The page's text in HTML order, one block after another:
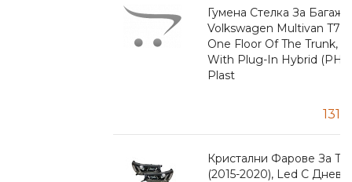
Гумена Стелка За Багажник За
Volkswagen Multivan T7 (2021+), L1, With
One Floor Of The Trunk, 7 Passenger,
With Plug-In Hybrid (PHEV) - Rezaw
Кристални Фарове За Toyota Hilux
(2015-2020), Led С Дневни Светлини